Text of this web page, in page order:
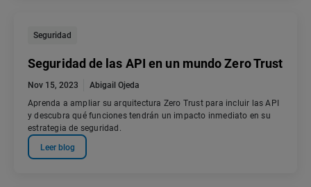
Seguridad
Seguridad de las API en un mundo Zero Trust
Nov 15, 2023
Abigail Ojeda
Aprenda a ampliar su arquitectura Zero Trust para incluir las API
y descubra qué funciones tendrán un impacto inmediato en su
estrategia de seguridad.
Leer blog